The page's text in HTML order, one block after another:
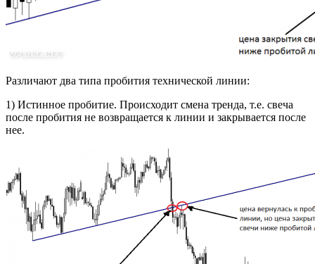
Различают два типа пробития технической линии:
1) Истинное пробитие. Происходит смена тренда, т.е. свеча
после пробития не возвращается к линии и закрывается после
нее.